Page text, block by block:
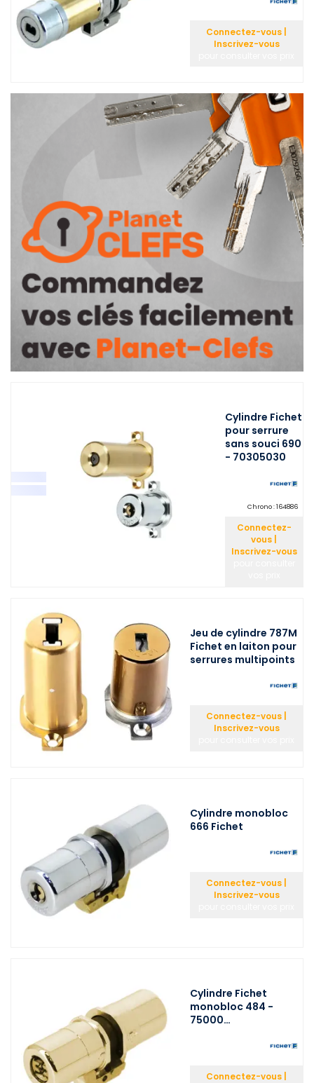
Connectez-vous |
Inscrivez-vous
Cylindre Fichet
pour serrure
sans souci 690
- 70305030
Chrono : 164886
Connectez-
vous |
Inscrivez-vous
Jeu de cylindre 787M
Fichet en laiton pour
serrures multipoints
Connectez-vous |
Inscrivez-vous
Cylindre monobloc
666 Fichet
Connectez-vous |
Inscrivez-vous
Cylindre Fichet
monobloc 484 -
75000…
Connectez-vous |